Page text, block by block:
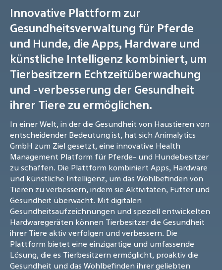
Innovative Plattform zur
Gesundheitsverwaltung für Pferde
und Hunde, die Apps, Hardware und
künstliche Intelligenz kombiniert, um
Tierbesitzern Echtzeitüberwachung
und -verbesserung der Gesundheit
ihrer Tiere zu ermöglichen.
In einer Welt, in der die Gesundheit von Haustieren von
entscheidender Bedeutung ist, hat sich Animalytics
GmbH zum Ziel gesetzt, eine innovative Health
Management Platform für Pferde- und Hundebesitzer
zu schaffen. Die Plattform kombiniert Apps, Hardware
und künstliche Intelligenz, um das Wohlbefinden von
Tieren zu verbessern, indem sie Aktivitäten, Futter und
Gesundheit überwacht. Mit digitalen
Gesundheitsaufzeichnungen und speziell entwickelten
Hardwaregeräten können Tierbesitzer die Gesundheit
ihrer Tiere aktiv verfolgen und verbessern. Die
Plattform bietet eine einzigartige und umfassende
Lösung, die es Tierbesitzern ermöglicht, proaktiv die
Gesundheit und das Wohlbefinden ihrer geliebten